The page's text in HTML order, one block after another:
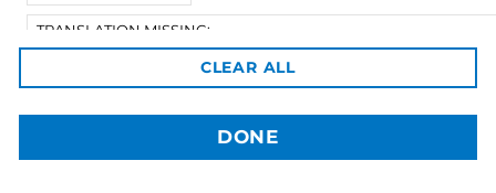
TRANSLATION MISSING:
RU.ACTIVERECORD.ATTRIBUTES.SPREE/PRODUCT.MORE_THAN
CLEAR ALL
DONE
Электронная почта: info@3dbozor.uz
Powered by